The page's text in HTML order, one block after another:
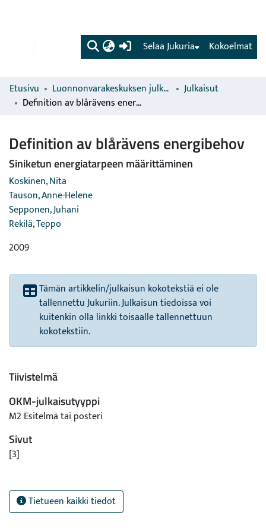
(current) Kokoelmat
Selaa Jukuria
Etusivu Luonnonvarakeskuksen julkaisut
Julkaisut
Definition av blårävens energibehov
Definition av blårävens energibehov
Siniketun energiatarpeen määrittäminen
Koskinen, Nita
Tauson, Anne-Helene
Sepponen, Juhani
Rekilä, Teppo
2009
Tämän artikkelin/julkaisun kokotekstiä ei ole
tallennettu Jukuriin. Julkaisun tiedoissa voi
kuitenkin olla linkki toisaalle tallennettuun
kokotekstiin.
Tiivistelmä
OKM-julkaisutyyppi
M2 Esitelmä tai posteri
Sivut
[3]
Tietueen kaikki tiedot